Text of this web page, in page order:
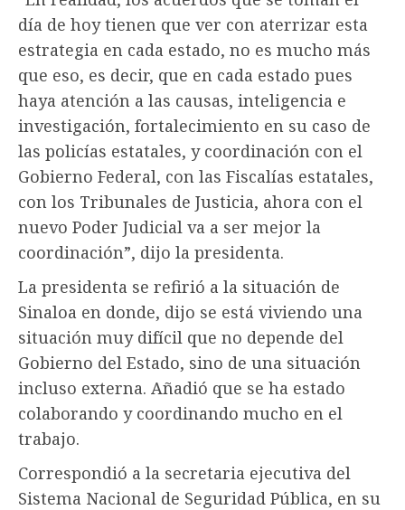
día de hoy tienen que ver con aterrizar esta
estrategia en cada estado, no es mucho más
que eso, es decir, que en cada estado pues
haya atención a las causas, inteligencia e
investigación, fortalecimiento en su caso de
las policías estatales, y coordinación con el
Gobierno Federal, con las Fiscalías estatales,
con los Tribunales de Justicia, ahora con el
nuevo Poder Judicial va a ser mejor la
coordinación”, dijo la presidenta.
La presidenta se refirió a la situación de
Sinaloa en donde, dijo se está viviendo una
situación muy difícil que no depende del
Gobierno del Estado, sino de una situación
incluso externa. Añadió que se ha estado
colaborando y coordinando mucho en el
trabajo.
Correspondió a la secretaria ejecutiva del
Sistema Nacional de Seguridad Pública, en su